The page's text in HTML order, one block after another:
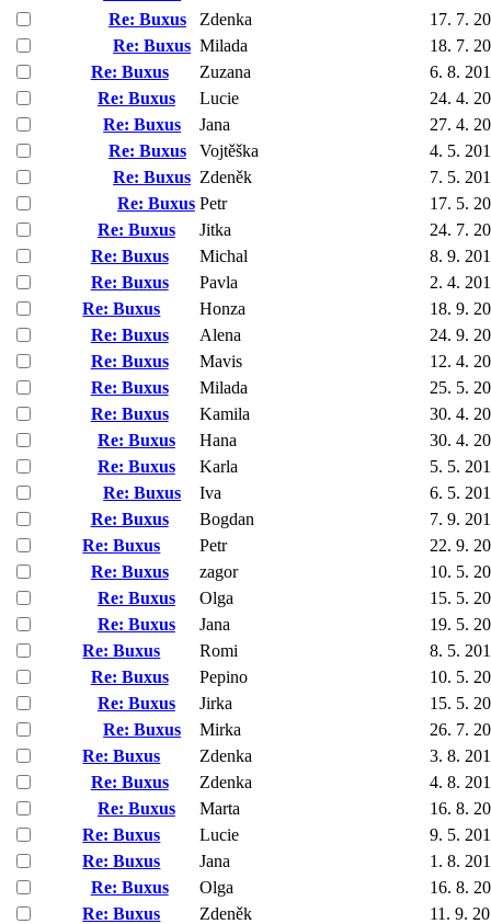
Re: Buxus
Zdenka
17. 7.
Re: Buxus Milada
18. 7.
Re: Buxus
Zuzana
6. 8.
Re: Buxus
Lucie
24. 4.
Re: Buxus
Jana
27. 4.
Re: Buxus
Vojtěška
4. 5.
Re: Buxus Zdeněk
7. 5.
Re: Buxus Petr
17. 5.
Re: Buxus
Jitka
24. 7.
Re: Buxus
Michal
8. 9.
Re: Buxus
Pavla
2. 4.
Re: Buxus
Honza
18. 9.
Re: Buxus
Alena
24. 9.
Re: Buxus
Mavis
12. 4.
Re: Buxus
Milada
25. 5.
Re: Buxus
Kamila
30. 4.
Re: Buxus
Hana
30. 4.
Re: Buxus
Karla
5. 5.
Re: Buxus
Iva
6. 5.
Re: Buxus
Bogdan
7. 9.
Re: Buxus
Petr
22. 9.
Re: Buxus
zagor
10. 5.
Re: Buxus
Olga
15. 5.
Re: Buxus
Jana
19. 5.
Re: Buxus
Romi
8. 5.
Re: Buxus
Pepino
10. 5.
Re: Buxus
Jirka
15. 5.
Re: Buxus
Mirka
26. 7.
Re: Buxus
Zdenka
3. 8.
Re: Buxus
Zdenka
4. 8.
Re: Buxus
Marta
16. 8.
Re: Buxus
Lucie
9. 5.
Re: Buxus
Jana
1. 8.
Re: Buxus
Olga
16. 8.
Re: Buxus
Zdeněk
11. 9.